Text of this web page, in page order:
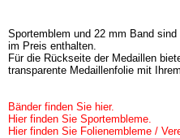
Sportemblem und 22 mm Band sind
im Preis enthalten.
Für die Rückseite der Medaillen
transparente Medaillenfolie mit
Bänder finden Sie hier.
Hier finden Sie Sportembleme.
Hier finden Sie Folienembleme /